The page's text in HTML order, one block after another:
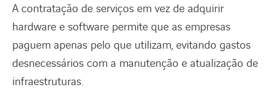
A contratação de serviços em vez de adquirir
hardware e software permite que as empresas
paguem apenas pelo que utilizam, evitando gastos
desnecessários com a manutenção e atualização de
infraestruturas.